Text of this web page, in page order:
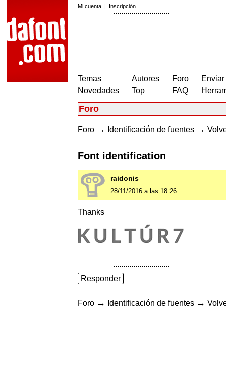
Mi cuenta | Inscripción
Temas
Novedades
Autores
Top
Foro
FAQ
Foro
Foro → Identificación de fuentes →
Font identification
raidonis
28/11/2016 a las 18:26
Thanks
Responder
Foro → Identificación de fuentes →